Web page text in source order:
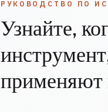
РУКОВОДСТВО ПО
Узнайте,
применяют